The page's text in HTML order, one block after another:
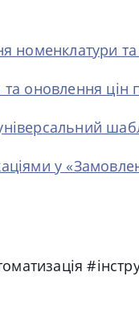
номенклатури
та оновлення цін
у